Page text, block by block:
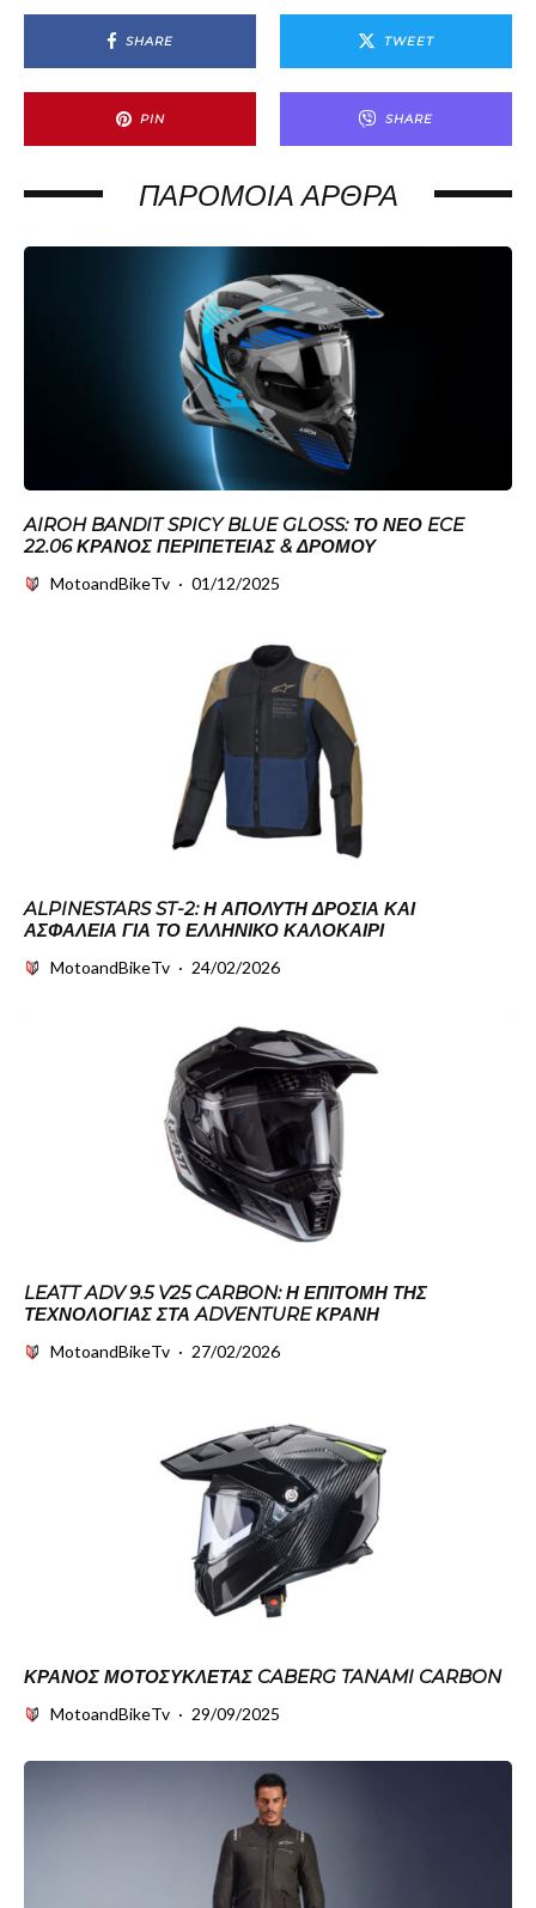
SHARE TWEET
PIN SHARE
ΠΑΡΌΜΟΙΑ ΆΡΘΡΑ
AIROH BANDIT SPICY BLUE GLOSS: ΤΟ ΝΈΟ ECE
22.06 ΚΡΆΝΟΣ ΠΕΡΙΠΈΤΕΙΑΣ & ΔΡΌΜΟΥ
MotoandBikeTv · 01/12/2025
ALPINESTARS ST-2: Η ΑΠΌΛΥΤΗ ΔΡΟΣΙΆ ΚΑΙ
ΑΣΦΆΛΕΙΑ ΓΙΑ ΤΟ ΕΛΛΗΝΙΚΌ ΚΑΛΟΚΑΊΡΙ
MotoandBikeTv · 24/02/2026
LEATT ADV 9.5 V25 CARBON: Η ΕΠΙΤΟΜΉ ΤΗΣ
ΤΕΧΝΟΛΟΓΊΑΣ ΣΤΑ ADVENTURE ΚΡΆΝΗ
MotoandBikeTv · 27/02/2026
ΚΡΆΝΟΣ ΜΟΤΟΣΥΚΛΈΤΑΣ CABERG TANAMI CARBON
MotoandBikeTv · 29/09/2025